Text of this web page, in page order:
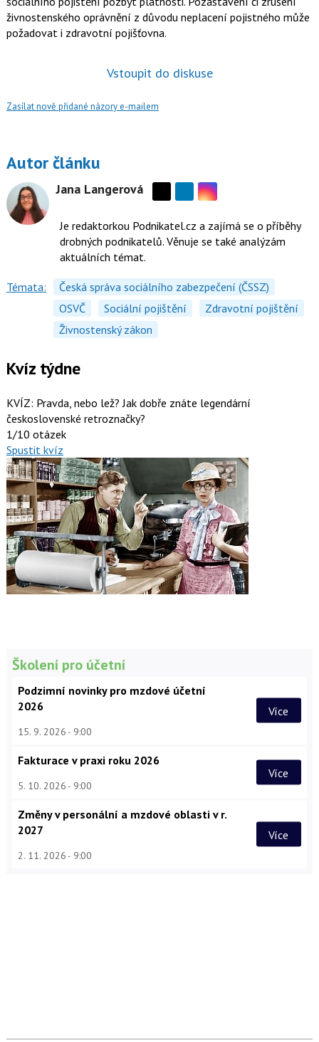
živnostenského oprávnění z důvodu neplacení pojistného může
požadovat i zdravotní pojišťovna.
Vstoupit do diskuse
Zasílat nově přidané názory e-mailem
Autor článku
Jana Langerová
síti
X
Sdílejte
Instagramu
Je redaktorkou Podnikatel.cz a zajímá se o příběhy
drobných podnikatelů. Věnuje se také analýzám
aktuálních témat.
Témata:
Česká správa sociálního zabezpečení (ČSSZ)
OSVČ
Sociální pojištění
Zdravotní pojištění
Živnostenský zákon
Kvíz týdne
KVÍZ: Pravda, nebo lež? Jak dobře znáte legendární
československé retroznačky?
1/10 otázek
Spustit kvíz
Školení pro účetní
Podzimní novinky pro mzdové účetní
2026
15. 9. 2026 9:00
Více
Fakturace v praxi roku 2026
5. 10. 2026 9:00
Více
Změny v personální a mzdové oblasti v r.
2027
2. 11. 2026 9:00
Více